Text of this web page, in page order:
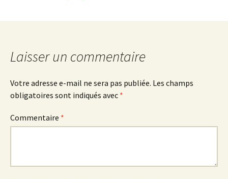
Laisser un commentaire
Votre adresse e-mail ne sera pas publiée. Les champs
obligatoires sont indiqués avec *
Commentaire *